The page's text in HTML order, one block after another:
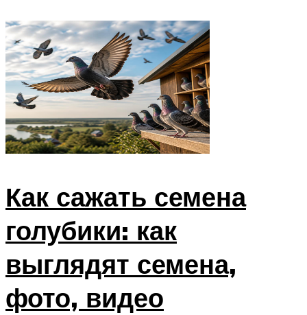
Как сажать семена
голубики: как
выглядят семена,
фото, видео